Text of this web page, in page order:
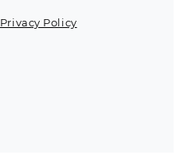
Privacy Policy